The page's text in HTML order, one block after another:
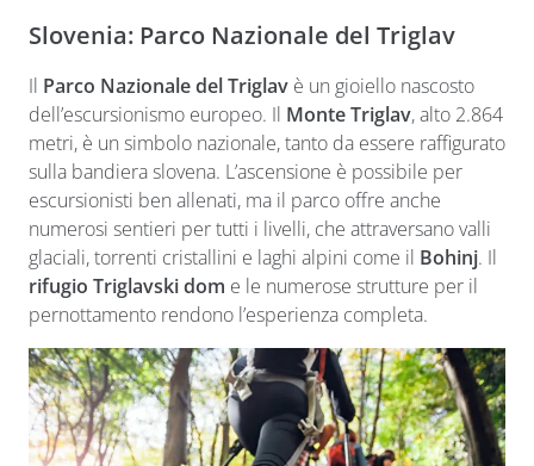
Slovenia: Parco Nazionale del Triglav
Il Parco Nazionale del Triglav è un gioiello nascosto
dell’escursionismo europeo. Il Monte Triglav, alto 2.864
metri, è un simbolo nazionale, tanto da essere raffigurato
sulla bandiera slovena. L’ascensione è possibile per
escursionisti ben allenati, ma il parco offre anche
numerosi sentieri per tutti i livelli, che attraversano valli
glaciali, torrenti cristallini e laghi alpini come il Bohinj. Il
rifugio Triglavski dom e le numerose strutture per il
pernottamento rendono l’esperienza completa.